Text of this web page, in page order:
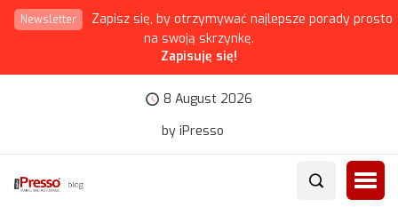
Newsletter
Zapisz się, by otrzymywać najlepsze porady prosto
na swoją skrzynkę.
Zapisuję się!
8 August 2026
by iPresso